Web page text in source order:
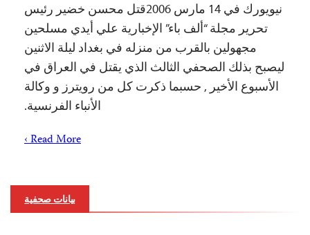
نيويورك في 14 مارس 2006قتل محسن خضير رئيس
تحرير مجلة “ألف باء” الإخبارية علي أيدي مسلحين
مجهولين بالقرب من منزله في بغداد ليلة الاثنين
ليصبح بذلك الصحفي الثالث الذي يقتل في العراق في
الأسبوع الأخير , حسبما ذكرت كل من رويترز و وكالة
الأنباء الفرنسية.
Read More ›
بيانات صحفية